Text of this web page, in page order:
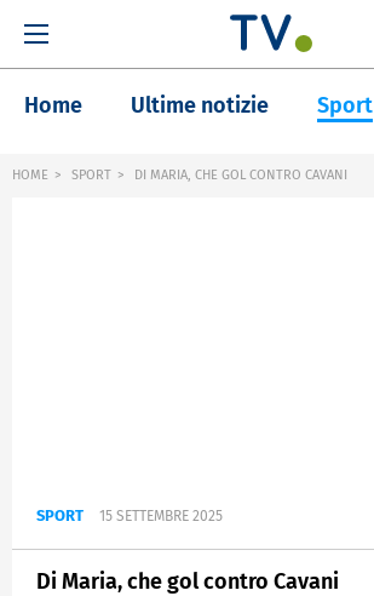
Home Ultime notizie Sport
HOME SPORT DI MARIA, CHE GOL CONTRO CAVANI
SPORT 15 SETTEMBRE 2025
Di Maria, che gol contro Cavani